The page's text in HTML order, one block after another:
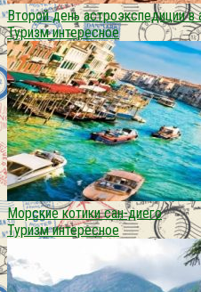
Второй день астроэкспедиции в
Туризм интересное
Морские котики сан-диего
Туризм интересное